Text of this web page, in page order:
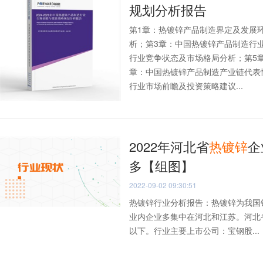
规划分析报告
第1章：热镀锌产品制造界定及发展
析；第3章：中国热镀锌产品制造行
行业竞争状态及市场格局分析；第5
章：中国热镀锌产品制造产业链代
行业市场前瞻及投资策略建议...
2022年河北省热镀锌
多【组图】
2022-09-02 09:30:51
热镀锌行业分析报告：热镀锌为我
业内企业多集中在河北和江苏。河
以下。行业主要上市公司：宝钢股...